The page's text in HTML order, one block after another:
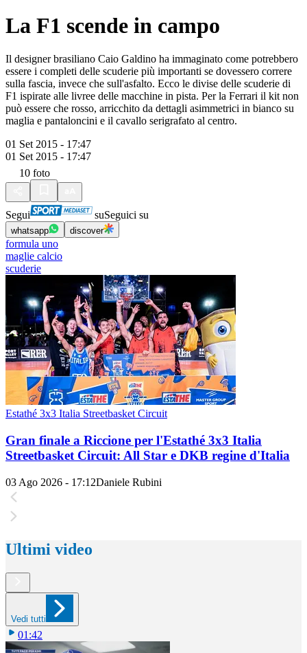
La F1 scende in campo
Il designer brasiliano Caio Galdino ha immaginato come potrebbero
essere i completi delle scuderie più importanti se dovessero correre
sulla fascia, invece che sull'asfalto. Ecco le divise delle scuderie di
F1 ispirate alle livree delle macchine in pista. Per la Ferrari il kit non
può essere che rosso, arricchito da dettagli asimmetrici in bianco su
maglia e pantaloncini e il cavallo serigrafato al centro.
01 Set 2015 - 17:47
01 Set 2015 - 17:47
10 foto
Segui suSeguici su
whatsapp discover
formula uno
maglie calcio
scuderie
Estathé 3x3 Italia Streetbasket Circuit
Gran finale a Riccione per l'Estathé 3x3 Italia
Streetbasket Circuit: All Star e DKB regine d'Italia
03 Ago 2026 - 17:12Daniele Rubini
Ultimi video
Vedi tutti
01:42